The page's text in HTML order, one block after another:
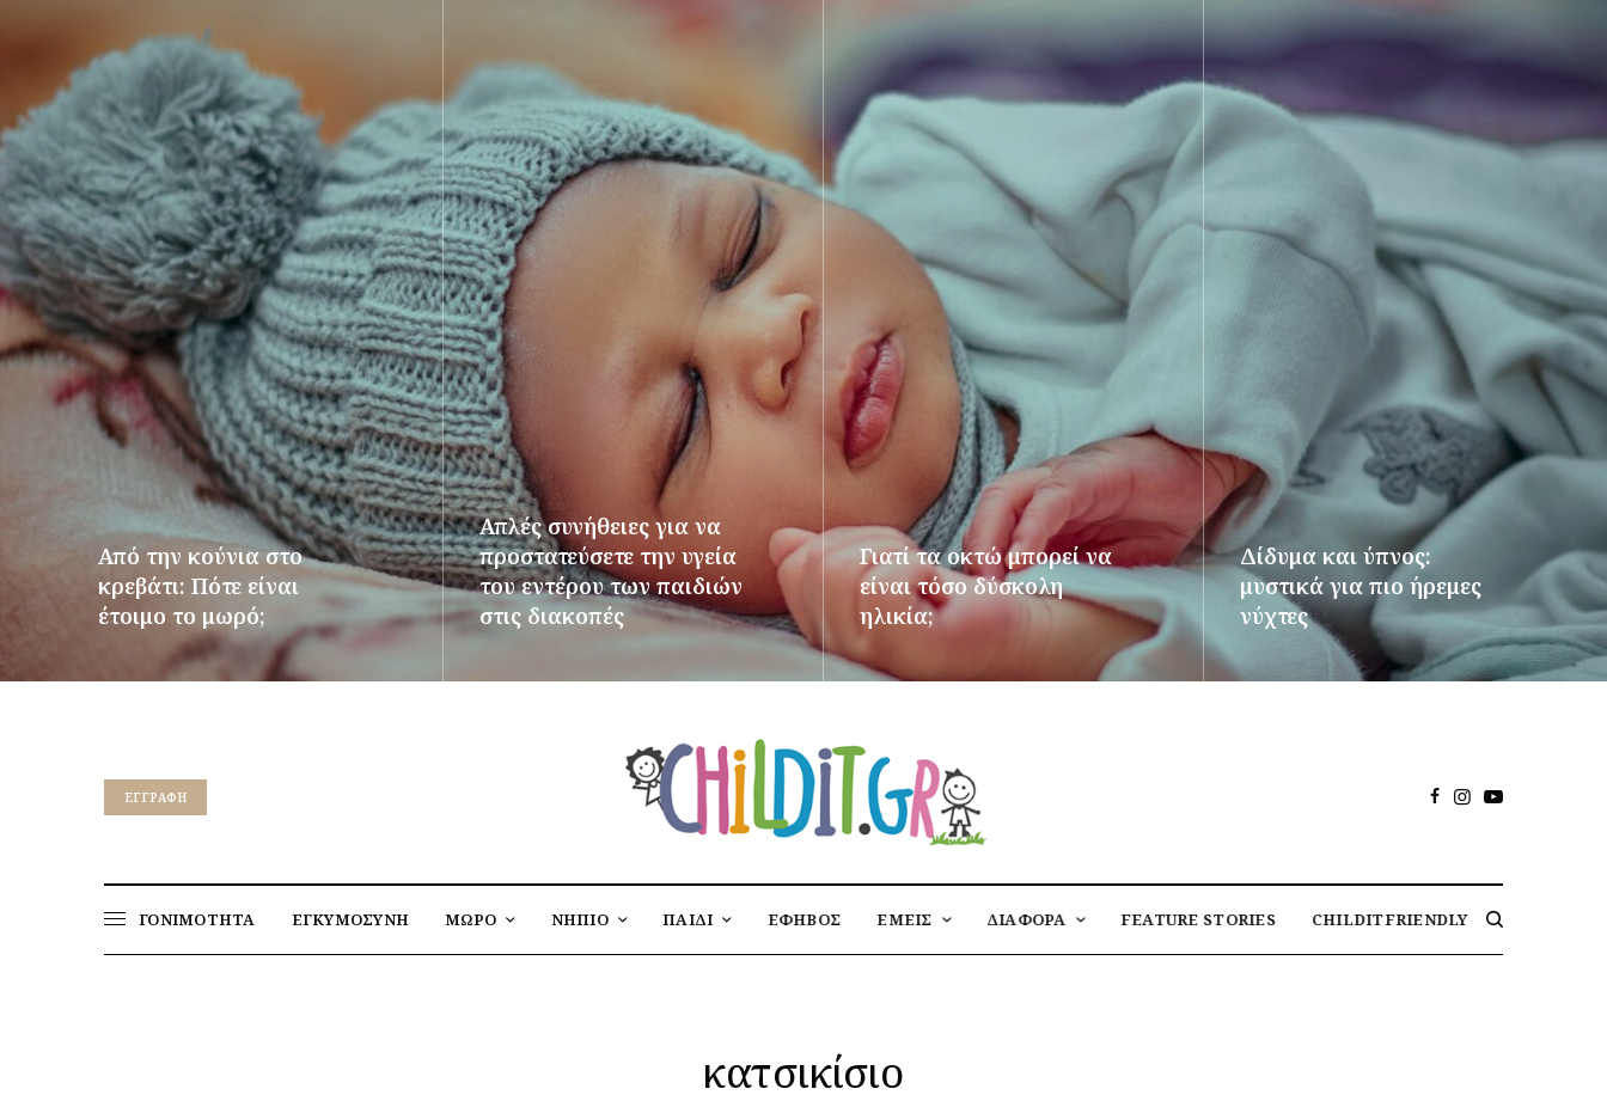
Από την κούνια στο
κρεβάτι: Πότε είναι
έτοιμο το μωρό;
Απλές συνήθειες για να
προστατεύσετε την υγεία
του εντέρου των παιδιών
στις διακοπές
Γιατί τα οκτώ μπορεί να
είναι τόσο δύσκολη
ηλικία;
ΠΕΡΙΣΣΌΤΕΡΑ
Δίδυμα και ύπνος:
μυστικά για πιο ήρεμες
νύχτες
ΠΕΡΙΣΣΌΤΕΡΑ
EΓΓΡΑΦΉ
ΓΟΝΙΜΟΤΗΤΑ ΕΓΚΥΜΟΣΥΝΗ ΜΩΡΟ ΝΗΠΙΟ ΠΑΙΔΙ ΕΦΗΒΟΣ ΕΜΕΙΣ ΔΙΑΦΟΡΑ FEATURE STORIES CHILDITFRIENDLY
κατσικίσιο